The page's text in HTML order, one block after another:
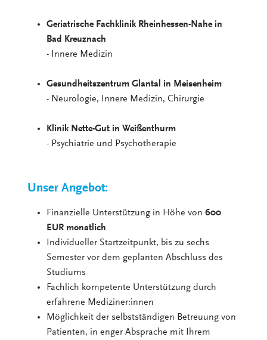
Geriatrische Fachklinik Rheinhessen-Nahe in
Bad Kreuznach
- Innere Medizin
Gesundheitszentrum Glantal in Meisenheim
- Neurologie, Innere Medizin, Chirurgie
Klinik Nette-Gut in Weißenthurm
- Psychiatrie und Psychotherapie
Unser Angebot:
Finanzielle Unterstützung in Höhe von600
EUR monatlich
Individueller Startzeitpunkt, bis zu sechs
Semester vor dem geplanten Abschluss des
Studiums
Fachlich kompetente Unterstützung durch
erfahrene Mediziner:innen
Möglichkeit der selbstständigen Betreuung von
Patienten, in enger Absprache mit Ihrem